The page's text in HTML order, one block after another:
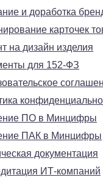
и доработка
карточек
на дизайн изделия
для 152-ФЗ
ПО в Минцифры
ПАК в Минцифры
документация
ИТ-компаний